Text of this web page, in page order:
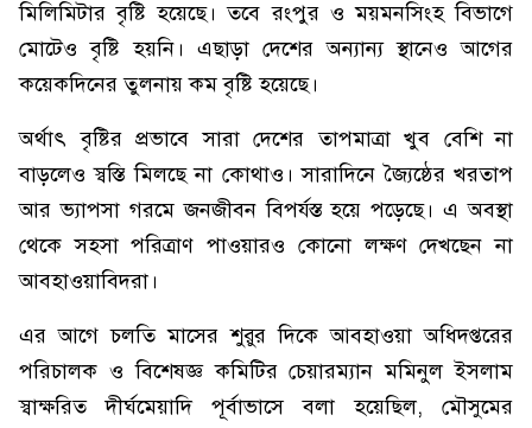
মিলিমিটার বৃষ্টি হয়েছে। তবে রংপুর ও ময়মনসিংহ বিভাগে
মোটেও বৃষ্টি হয়নি। এছাড়া দেশের অন্যান্য স্থানেও আগের
কয়েকদিনের তুলনায় কম বৃষ্টি হয়েছে।
অর্থাৎ বৃষ্টির প্রভাবে সারা দেশের তাপমাত্রা খুব বেশি না
বাড়লেও স্বস্তি মিলছে না কোথাও। সারাদিনে জ্যৈষ্ঠের খরতাপ
আর ভ্যাপসা গরমে জনজীবন বিপর্যস্ত হয়ে পড়েছে। এ অবস্থা
থেকে সহসা পরিত্রাণ পাওয়ারও কোনো লক্ষণ দেখছেন না
আবহাওয়াবিদরা।
এর আগে চলতি মাসের শুরুর দিকে আবহাওয়া অধিদপ্তরের
পরিচালক ও বিশেষজ্ঞ কমিটির চেয়ারম্যান মমিনুল ইসলাম
স্বাক্ষরিত দীর্ঘমেয়াদি পূর্বাভাসে বলা হয়েছিল, মৌসুমের